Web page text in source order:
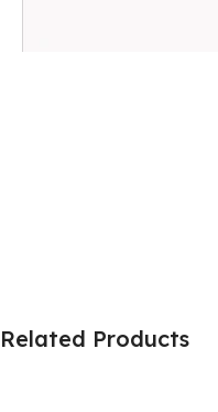
Related Products